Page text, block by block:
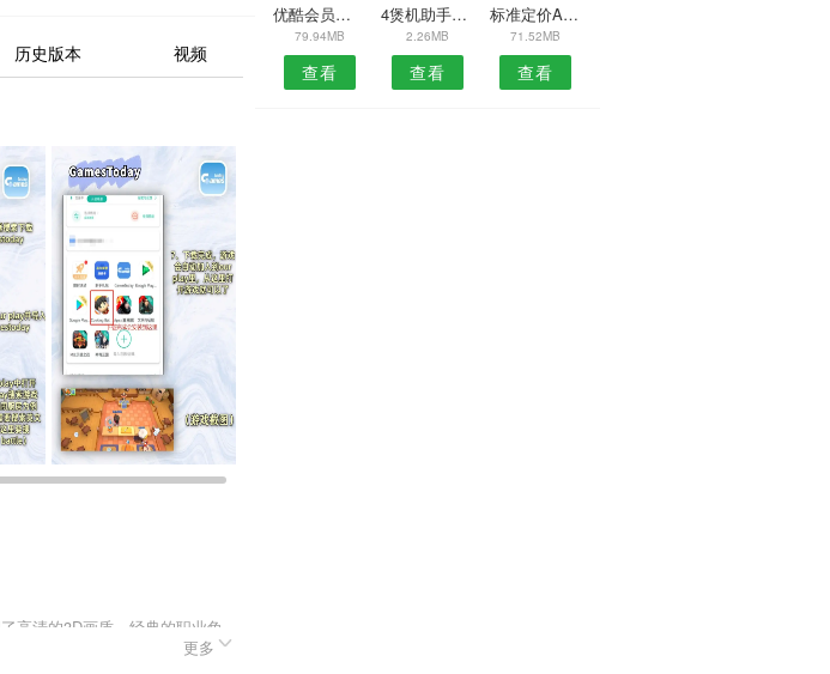
历史版本 视频
高清的3D画质，经典的职业角
示角色炫酷的技能，搭配强大的
更多
优酷会员免费领取软件
79.94MB
查看
4煲机助手mdAPP
2.26MB
查看
标准定价APP
71.52MB
查看